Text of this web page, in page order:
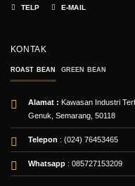
TELP E-MAIL
KONTAK
ROAST BEAN GREEN BEAN
Alamat : Kawasan Industri
Genuk, Semarang, 50118
Telepon : (024) 76453465
Whatsapp: 085727153209